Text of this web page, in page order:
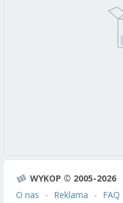
WYKOP © 2005-2026
O nas
Reklama FAQ